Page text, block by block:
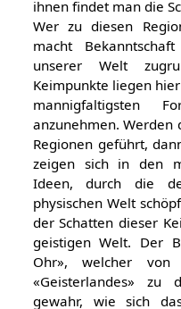
ihnen findet man die
Wer zu diesen
macht
unserer Welt
Keimpunkte liegen
mannigfaltigsten
anzunehmen. Werden
Regionen geführt,
zeigen sich in den
Ideen, durch die
physischen Welt
der Schatten dieser
geistigen Welt. Der
Ohr», welcher von
«Geisterlandes» zu
gewahr, wie sich